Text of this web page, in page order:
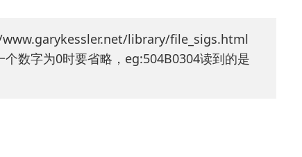
library/file_sigs.html
数字为0时要省略，eg:504B0304读到的是